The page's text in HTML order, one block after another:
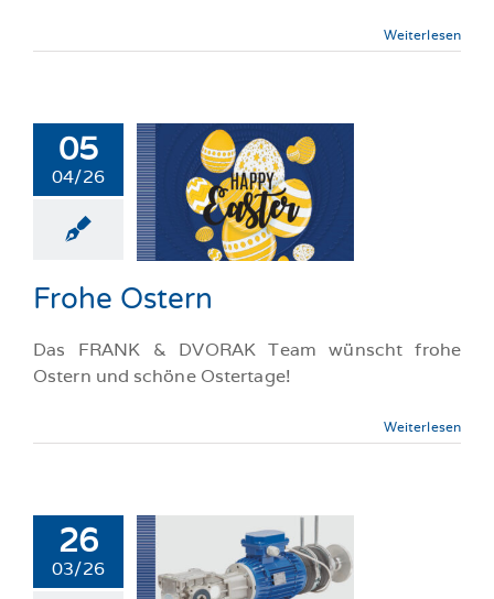
Weiterlesen
05
04/26
News
Frohe Ostern
Das FRANK & DVORAK Team wünscht frohe
Ostern und schöne Ostertage!
Weiterlesen
26
03/26